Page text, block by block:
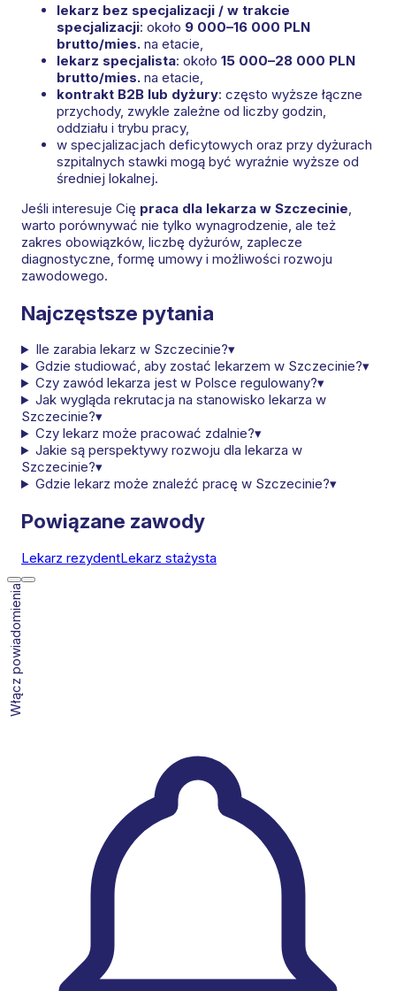
lekarz bez specjalizacji / w trakcie
specjalizacji: około 9 000–16 000 PLN
brutto/mies. na etacie,
lekarz specjalista: około 15 000–28 000 PLN
brutto/mies. na etacie,
kontrakt B2B lub dyżury: często wyższe łączne
przychody, zwykle zależne od liczby godzin,
oddziału i trybu pracy,
w specjalizacjach deficytowych oraz przy dyżurach
szpitalnych stawki mogą być wyraźnie wyższe od
średniej lokalnej.
Jeśli interesuje Cię praca dla lekarza w Szczecinie,
warto porównywać nie tylko wynagrodzenie, ale też
zakres obowiązków, liczbę dyżurów, zaplecze
diagnostyczne, formę umowy i możliwości rozwoju
zawodowego.
Najczęstsze pytania
Ile zarabia lekarz w Szczecinie?▾
Gdzie studiować, aby zostać lekarzem w Szczecinie?▾
Czy zawód lekarza jest w Polsce regulowany?▾
Jak wygląda rekrutacja na stanowisko lekarza w
Szczecinie?▾
Czy lekarz może pracować zdalnie?▾
Jakie są perspektywy rozwoju dla lekarza w
Szczecinie?▾
Gdzie lekarz może znaleźć pracę w Szczecinie?▾
Powiązane zawody
Lekarz rezydentLekarz stażysta
Włącz powiadomienia